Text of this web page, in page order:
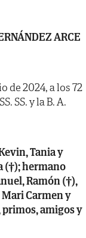
ARCE
de 2024, a los 72
SS. y la B. A.
Tania y
(†); hermano
Ramón (†),
Carmen y
amigos y